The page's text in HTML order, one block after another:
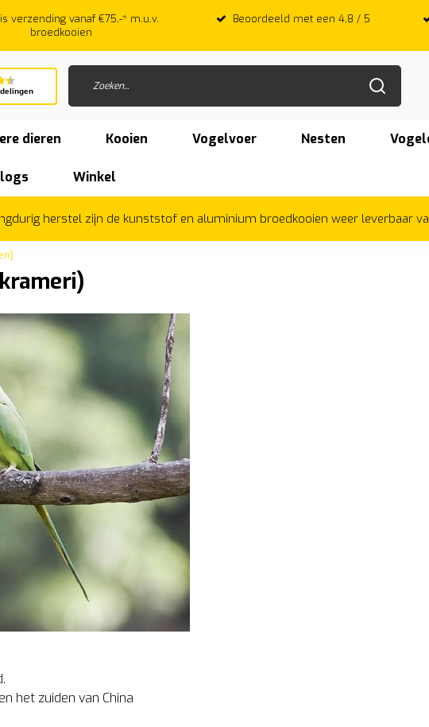
Beoordeeld met een 4,8 / 5 Veilig & Achteraf betalen met Afterpay
dieren Kooien Vogelvoer Nesten
Winkel
herstel zijn de kunststof en aluminium broedkooien weer leverbaar
het zuiden van China